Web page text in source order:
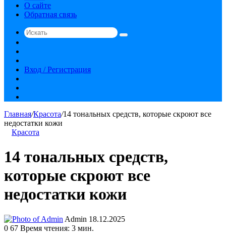
О сайте
Обратная связь
Искать
статья
Вход / Регистрация
Главная/Красота/14 тональных средств, которые скроют все
недостатки кожи
Красота
14 тональных средств,
которые скроют все
недостатки кожи
Admin Send
an
18.12.2025
0 67 Время чтения: 3 мин.